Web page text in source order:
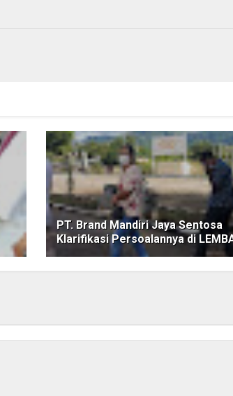
PT. Brand Mandiri Jaya Sentosa
Klarifikasi Persoalannya di